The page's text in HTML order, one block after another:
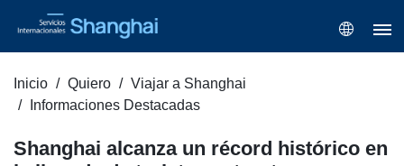
Inicio Quiero
Viajar a Shanghai
Informaciones Destacadas
Shanghai alcanza un récord histórico en